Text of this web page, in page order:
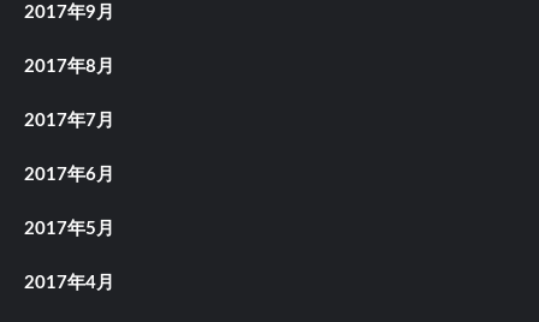
2017年9月
2017年8月
2017年7月
2017年6月
2017年5月
2017年4月